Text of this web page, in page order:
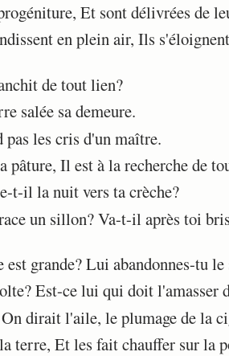
Et sont délivrées de
en plein air, Ils
de tout lien?
salée sa demeure.
les cris d'un maître.
Il est à la recherche de
t-il la nuit vers ta crèche?
un sillon? Va-t-il après toi
grande? Lui abandonnes-tu
Est-ce lui qui doit l'amasser
dirait l'aile, le plumage de la
terre, Et les fait chauffer sur la